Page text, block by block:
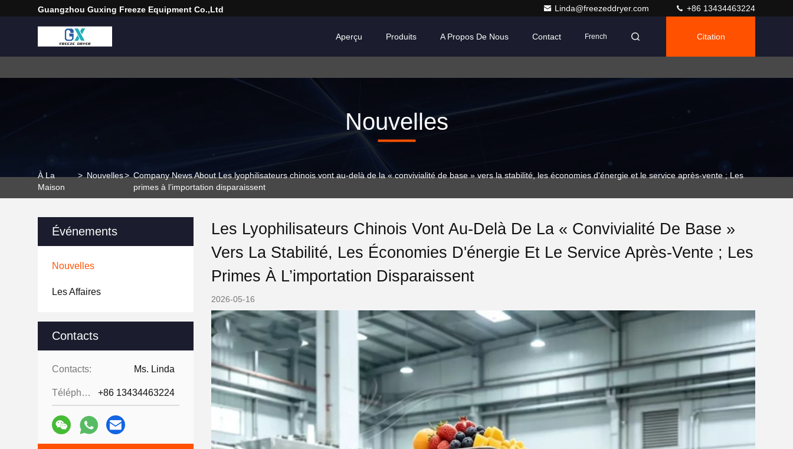
Guangzhou Guxing Freeze Equipment Co.,Ltd Linda@freezeddryer.com +86 13434463224
Aperçu Produits A Propos De Nous Contact French Citation
Nouvelles
À La
Maison
> Nouvelles> Company News About Les lyophilisateurs chinois vont au-delà de la « convivialité de base » vers la stabilité, les économies d'énergie et le service après-vente ; Les
primes à l’importation disparaissent
Événements
Nouvelles
Les Affaires
Contacts
Contacts: Ms. Linda
Téléphone: +86 13434463224
Les Lyophilisateurs Chinois Vont Au-Delà De La « Convivialité De Base »
Vers La Stabilité, Les Économies D'énergie Et Le Service Après-Vente ; Les
Primes À L’importation Disparaissent
2026-05-16